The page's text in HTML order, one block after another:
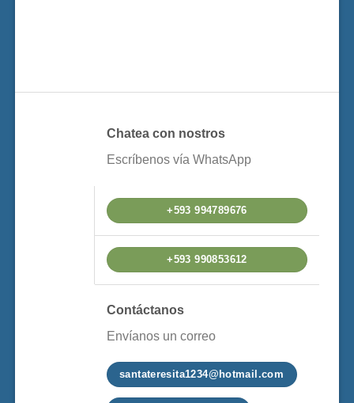
Chatea con nostros
Escríbenos vía WhatsApp
+593 994789676
+593 990853612
Contáctanos
Envíanos un correo
santateresita1234@hotmail.com